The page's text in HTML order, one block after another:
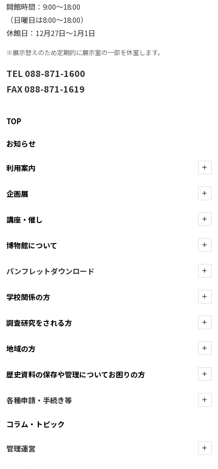
開館時間：9:00〜18:00
（日曜日は8:00〜18:00）
休館日：12月27日〜1月1日
※展示替えのため定期的に展示室の一部を休室します。
TEL 088-871-1600
FAX 088-871-1619
TOP
お知らせ
利用案内 +
企画展 +
講座・催し +
博物館について +
パンフレットダウンロード +
学校関係の方 +
調査研究をされる方 +
地域の方 +
歴史資料の保存や管理についてお困りの方 +
各種申請・手続き等 +
コラム・トピック
管理運営 +